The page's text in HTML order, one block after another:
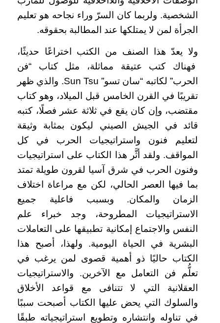
الشخصية. ولربما كان السرّ وراء نجاحه هو تعليم
الجرأة لمن لا يمتلكها عند المطالبة بحقوقه.
ولا يعدّ هذا الصنف من الكتب اختراعًا حديثًا،
فهناك كتب عتيقة مماثلة، مثل كتاب “فن
الحرب” لكاتبه “سان تسو” Sun Tsu. والذي ظهر
تقريبًا في القرن الخامس قبل الميلاد، وهو كتاب
مقتضب، وإن كان يقع في ثلاثة عشر فصلًا، كتبه
قائد في الجيش الصيني ليكون بمثابة وثيقة
لتعليم فنون واستراتيجيات الحرب في كل
المواقف. ولقد أثَّر هذا الكتاب على استراتيجيات
وفنون الحرب في شرق آسيا لقرون طويلة تمتد
بما فيها العصر الحالي، لكن مع مراعاة اختلاف
الزمان والمكان. وبسبب فاعلية جميع
الاستراتيجيات المطروحة، وجد خبراء علم
النفس والاجتماع إمكانية تطبيقها على التعاملات
البشرية في الحياة اليومية. ولهذا، أصبح هذا
الكتاب حاليًا ذو أهمية قصوى لمن يرغب في
تعلُّم فن التعامل مع الآخرين. والاستراتيجيات
العقلانية التي لا تتنافى مع قواعد الأخلاق
والسلوك التي يحض عليها الكتاب أصبحت سببًا
في تناوله وانتشاره وتطويع استراتيجياته طبقًا